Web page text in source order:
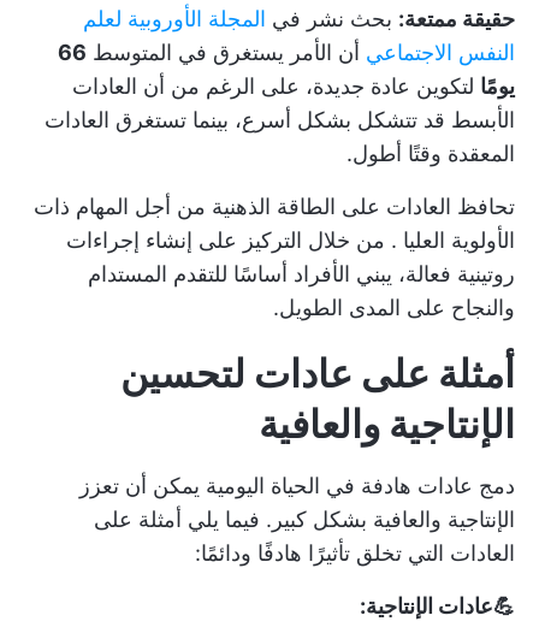
حقيقة ممتعة: بحث نشر في المجلة الأوروبية لعلم
النفس الاجتماعي أن الأمر يستغرق في المتوسط 66
يومًا لتكوين عادة جديدة، على الرغم من أن العادات
الأبسط قد تتشكل بشكل أسرع، بينما تستغرق العادات
المعقدة وقتًا أطول.
تحافظ العادات على الطاقة الذهنية من أجل المهام ذات
الأولوية العليا . من خلال التركيز على إنشاء إجراءات
روتينية فعالة، يبني الأفراد أساسًا للتقدم المستدام
والنجاح على المدى الطويل.
أمثلة على عادات لتحسين
الإنتاجية والعافية
دمج عادات هادفة في الحياة اليومية يمكن أن تعزز
الإنتاجية والعافية بشكل كبير. فيما يلي أمثلة على
العادات التي تخلق تأثيرًا هادفًا ودائمًا:
💪عادات الإنتاجية: